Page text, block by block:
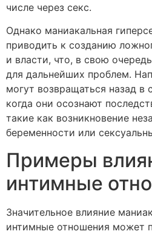
числе через секс.
Однако маниакальная
приводить к созданию
и власти, что, в свою
для дальнейших проблем.
могут возвращаться назад в
когда они осознают
такие как возникновение
беременности или
Примеры
интимные
Значительное влияние
интимные отношения может